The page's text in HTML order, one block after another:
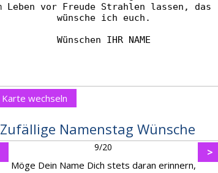
Karte wechseln
Zufällige Namenstag Wünsche
9/20 >
Möge Dein Name Dich stets daran erinnern,